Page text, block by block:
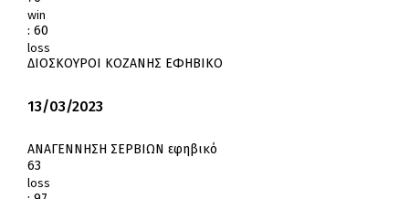
win
: 60
loss
ΔΙΟΣΚΟΥΡΟΙ ΚΟΖΑΝΗΣ ΕΦΗΒΙΚΟ
13/03/2023
ΑΝΑΓΕΝΝΗΣΗ ΣΕΡΒΙΩΝ εφηβικό
63
loss